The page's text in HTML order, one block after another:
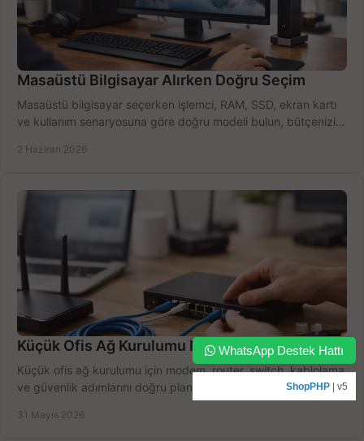
Masaüstü Bilgisayar Alırken Doğru Seçim
Masaüstü bilgisayar seçerken işlemci, RAM, SSD, ekran kartı
ve kullanım senaryosuna göre doğru modeli bulun, bütçenizi
2 Haziran 2026
Küçük Ofis Ağ Kurulumu Nasıl Yapılır?
Küçük ofis ağ kurulumu için modem, router, switch, kablolama
ve güvenlik adımlarını doğru planlayın, bütçeyi zorlamadan
31 Mayıs 2026
WhatsApp Destek Hattı
ShopPHP | v5